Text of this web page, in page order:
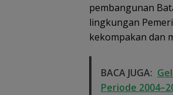
pembangunan
lingkungan
kekompakan dan
BACA JUGA:
Periode